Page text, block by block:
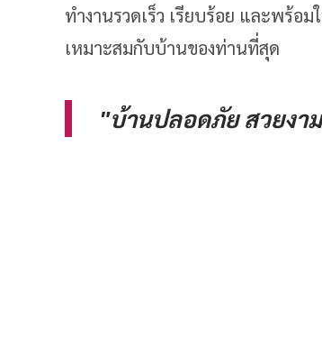
ทำงานรวดเร็ว เรียบร้อย และพร้อ
เหมาะสมกับบ้านของท่านที่สุด
"บ้านปลอดภัย สวยงา